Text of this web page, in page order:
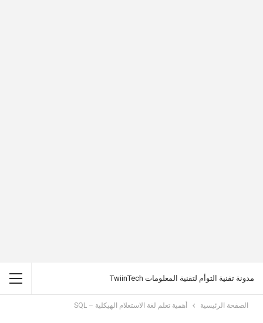
مدونة تقنية التوأم لتقنية المعلومات TwiinTech
الصفحة الرئيسية أهمية تعلم لغة الاستعلام الهيكلية – SQL